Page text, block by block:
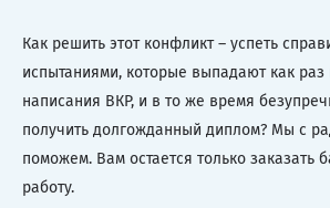
Как решить этот конфликт – успеть
испытаниями, которые выпадают как раз
написания ВКР, и в то же время
получить долгожданный диплом? Мы с
поможем. Вам остается только заказать
работу.